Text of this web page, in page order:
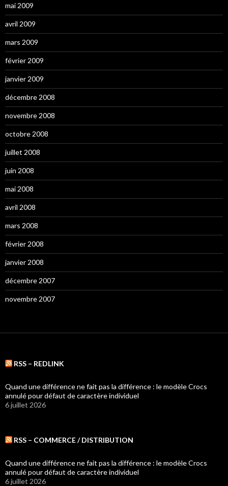
mai 2009
avril 2009
mars 2009
février 2009
janvier 2009
décembre 2008
novembre 2008
octobre 2008
juillet 2008
juin 2008
mai 2008
avril 2008
mars 2008
février 2008
janvier 2008
décembre 2007
novembre 2007
RSS – REDLINK
Quand une différence ne fait pas la différence : le modèle Crocs
annulé pour défaut de caractère individuel
6 juillet 2026
RSS – COMMERCE / DISTRIBUTION
Quand une différence ne fait pas la différence : le modèle Crocs
annulé pour défaut de caractère individuel
6 juillet 2026